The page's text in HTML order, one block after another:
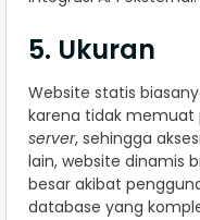
5. Ukuran
Website statis
karena tidak memuat
server, sehingga
lain, website dinamis
besar akibat
database yang